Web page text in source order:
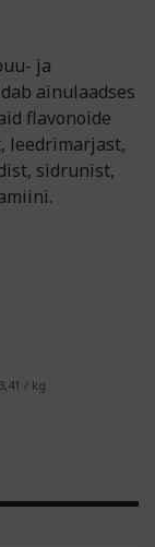
ja
ainulaadses
flavonoide
leedrimarjast,
sidrunist,
/ kg